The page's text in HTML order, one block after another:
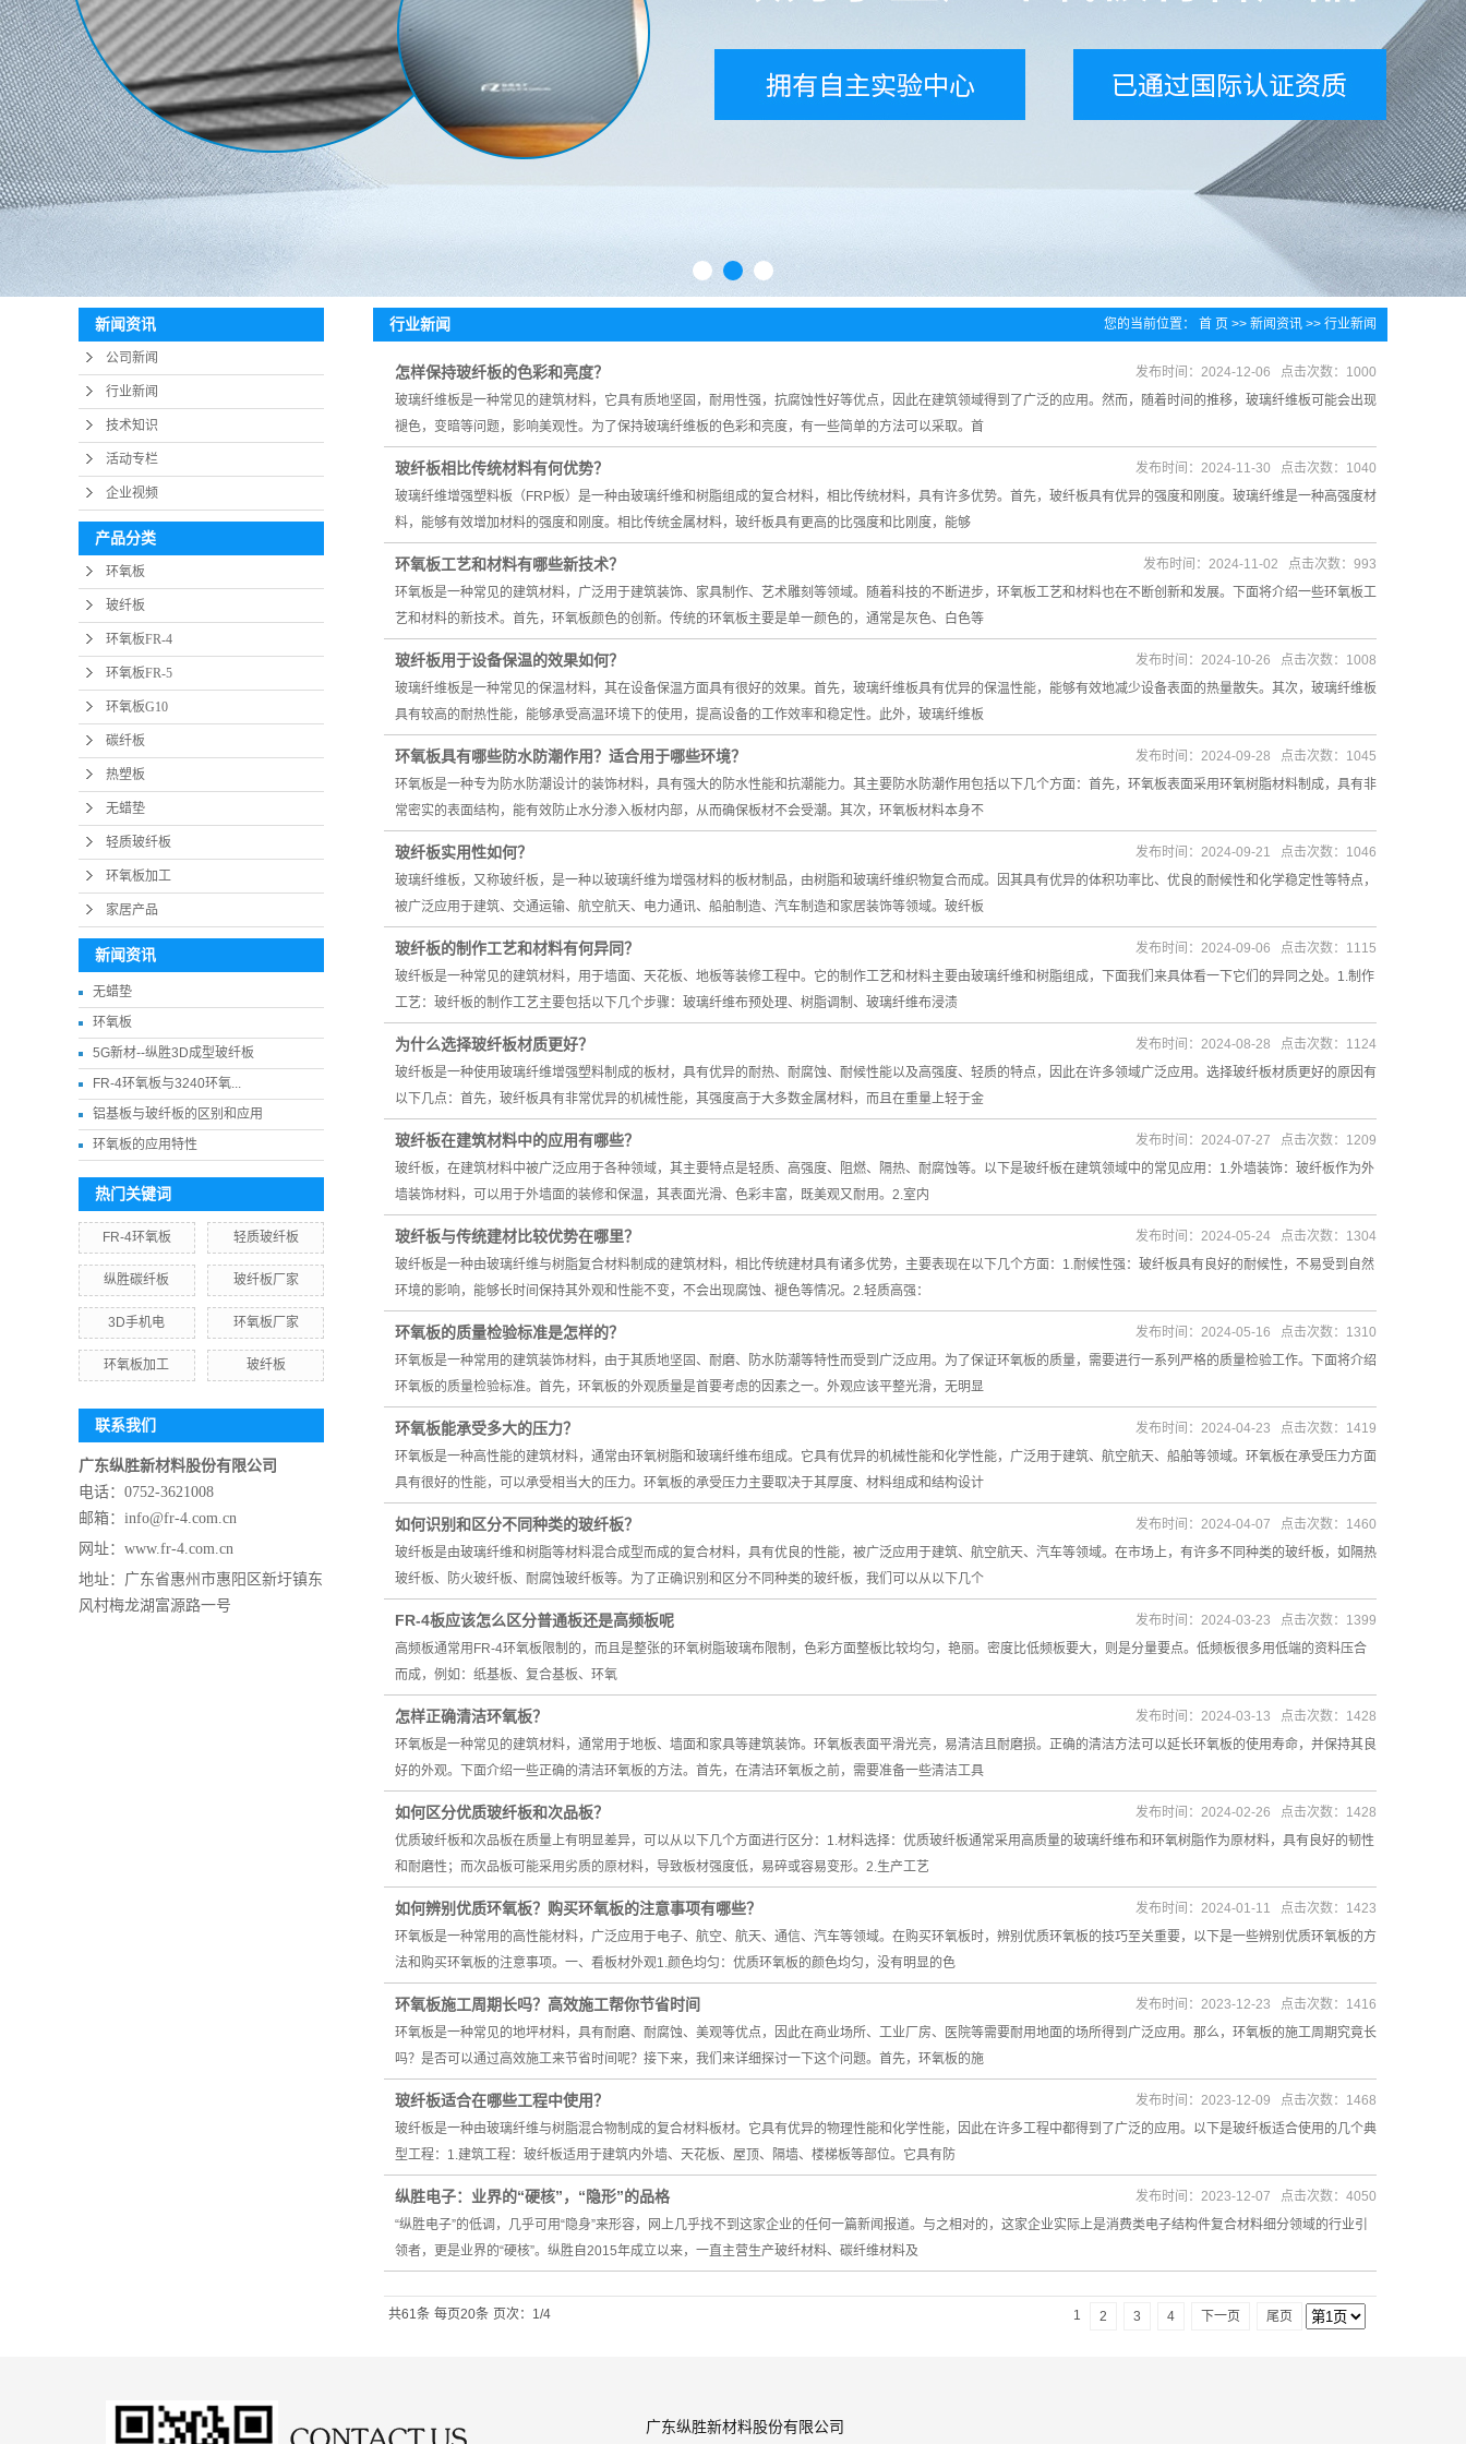
3
新闻资讯
公司新闻
行业新闻
技术知识
活动专栏
企业视频
产品分类
环氧板
玻纤板
环氧板FR-4
环氧板FR-5
环氧板G10
碳纤板
热塑板
无蜡垫
轻质玻纤板
环氧板加工
家居产品
新闻资讯
无蜡垫
环氧板
5G新材--纵胜3D成型玻纤板
FR-4环氧板与3240环氧...
铝基板与玻纤板的区别和应用
环氧板的应用特性
热门关键词
FR-4环氧板 轻质玻纤板
纵胜碳纤板 玻纤板厂家
3D手机电 环氧板厂家
环氧板加工 玻纤板
联系我们
广东纵胜新材料股份有限公司
电话：0752-3621008
邮箱：info@fr-4.com.cn
网址： www.fr-4.com.cn
地址： 广东省惠州市惠阳区新圩镇东
风村梅龙湖富源路一号
行业新闻 您的当前位置： 首 页 >> 新闻资讯 >> 行业新闻
怎样保持玻纤板的色彩和亮度？
玻璃纤维板是一种常见的建筑材料，它具有质地坚固，耐用性强，抗腐蚀性好等优点，因此在建筑领域得到了广泛的应用。然而，随着时间的推移，玻璃纤维板可能会出现
褪色，变暗等问题，影响美观性。为了保持玻璃纤维板的色彩和亮度，有一些简单的方法可以采取。首
发布时间：2024-12-06 点击次数：1000
玻纤板相比传统材料有何优势？
玻璃纤维增强塑料板（FRP板）是一种由玻璃纤维和树脂组成的复合材料，相比传统材料，具有许多优势。首先，玻纤板具有优异的强度和刚度。玻璃纤维是一种高强度材
料，能够有效增加材料的强度和刚度。相比传统金属材料，玻纤板具有更高的比强度和比刚度，能够
发布时间：2024-11-30 点击次数：1040
环氧板工艺和材料有哪些新技术？
环氧板是一种常见的建筑材料，广泛用于建筑装饰、家具制作、艺术雕刻等领域。随着科技的不断进步，环氧板工艺和材料也在不断创新和发展。下面将介绍一些环氧板工
艺和材料的新技术。首先，环氧板颜色的创新。传统的环氧板主要是单一颜色的，通常是灰色、白色等
发布时间：2024-11-02 点击次数：993
玻纤板用于设备保温的效果如何？
玻璃纤维板是一种常见的保温材料，其在设备保温方面具有很好的效果。首先，玻璃纤维板具有优异的保温性能，能够有效地减少设备表面的热量散失。其次，玻璃纤维板
具有较高的耐热性能，能够承受高温环境下的使用，提高设备的工作效率和稳定性。此外，玻璃纤维板
发布时间：2024-10-26 点击次数：1008
环氧板具有哪些防水防潮作用？适合用于哪些环境？
环氧板是一种专为防水防潮设计的装饰材料，具有强大的防水性能和抗潮能力。其主要防水防潮作用包括以下几个方面：首先，环氧板表面采用环氧树脂材料制成，具有非
常密实的表面结构，能有效防止水分渗入板材内部，从而确保板材不会受潮。其次，环氧板材料本身不
发布时间：2024-09-28 点击次数：1045
玻纤板实用性如何？
玻璃纤维板，又称玻纤板，是一种以玻璃纤维为增强材料的板材制品，由树脂和玻璃纤维织物复合而成。因其具有优异的体积功率比、优良的耐候性和化学稳定性等特点，
被广泛应用于建筑、交通运输、航空航天、电力通讯、船舶制造、汽车制造和家居装饰等领域。玻纤板
发布时间：2024-09-21 点击次数：1046
玻纤板的制作工艺和材料有何异同？
玻纤板是一种常见的建筑材料，用于墙面、天花板、地板等装修工程中。它的制作工艺和材料主要由玻璃纤维和树脂组成，下面我们来具体看一下它们的异同之处。1.制作
工艺：玻纤板的制作工艺主要包括以下几个步骤：玻璃纤维布预处理、树脂调制、玻璃纤维布浸渍
发布时间：2024-09-06 点击次数：1115
为什么选择玻纤板材质更好？
玻纤板是一种使用玻璃纤维增强塑料制成的板材，具有优异的耐热、耐腐蚀、耐候性能以及高强度、轻质的特点，因此在许多领域广泛应用。选择玻纤板材质更好的原因有
以下几点：首先，玻纤板具有非常优异的机械性能，其强度高于大多数金属材料，而且在重量上轻于金
发布时间：2024-08-28 点击次数：1124
玻纤板在建筑材料中的应用有哪些？
玻纤板，在建筑材料中被广泛应用于各种领域，其主要特点是轻质、高强度、阻燃、隔热、耐腐蚀等。以下是玻纤板在建筑领域中的常见应用：1.外墙装饰：玻纤板作为外
墙装饰材料，可以用于外墙面的装修和保温，其表面光滑、色彩丰富，既美观又耐用。2.室内
发布时间：2024-07-27 点击次数：1209
玻纤板与传统建材比较优势在哪里？
玻纤板是一种由玻璃纤维与树脂复合材料制成的建筑材料，相比传统建材具有诸多优势，主要表现在以下几个方面：1.耐候性强：玻纤板具有良好的耐候性，不易受到自然
环境的影响，能够长时间保持其外观和性能不变，不会出现腐蚀、褪色等情况。2.轻质高强：
发布时间：2024-05-24 点击次数：1304
环氧板的质量检验标准是怎样的？
环氧板是一种常用的建筑装饰材料，由于其质地坚固、耐磨、防水防潮等特性而受到广泛应用。为了保证环氧板的质量，需要进行一系列严格的质量检验工作。下面将介绍
环氧板的质量检验标准。首先，环氧板的外观质量是首要考虑的因素之一。外观应该平整光滑，无明显
发布时间：2024-05-16 点击次数：1310
环氧板能承受多大的压力？
环氧板是一种高性能的建筑材料，通常由环氧树脂和玻璃纤维布组成。它具有优异的机械性能和化学性能，广泛用于建筑、航空航天、船舶等领域。环氧板在承受压力方面
具有很好的性能，可以承受相当大的压力。环氧板的承受压力主要取决于其厚度、材料组成和结构设计
发布时间：2024-04-23 点击次数：1419
如何识别和区分不同种类的玻纤板？
玻纤板是由玻璃纤维和树脂等材料混合成型而成的复合材料，具有优良的性能，被广泛应用于建筑、航空航天、汽车等领域。在市场上，有许多不同种类的玻纤板，如隔热
玻纤板、防火玻纤板、耐腐蚀玻纤板等。为了正确识别和区分不同种类的玻纤板，我们可以从以下几个
发布时间：2024-04-07 点击次数：1460
FR-4板应该怎么区分普通板还是高频板呢
高频板通常用FR-4环氧板限制的，而且是整张的环氧树脂玻璃布限制，色彩方面整板比较均匀，艳丽。密度比低频板要大，则是分量要点。低频板很多用低端的资料压合
而成，例如：纸基板、复合基板、环氧
发布时间：2024-03-23 点击次数：1399
怎样正确清洁环氧板？
环氧板是一种常见的建筑材料，通常用于地板、墙面和家具等建筑装饰。环氧板表面平滑光亮，易清洁且耐磨损。正确的清洁方法可以延长环氧板的使用寿命，并保持其良
好的外观。下面介绍一些正确的清洁环氧板的方法。首先，在清洁环氧板之前，需要准备一些清洁工具
发布时间：2024-03-13 点击次数：1428
如何区分优质玻纤板和次品板？
优质玻纤板和次品板在质量上有明显差异，可以从以下几个方面进行区分：1.材料选择：优质玻纤板通常采用高质量的玻璃纤维布和环氧树脂作为原材料，具有良好的韧性
和耐磨性；而次品板可能采用劣质的原材料，导致板材强度低，易碎或容易变形。2.生产工艺
发布时间：2024-02-26 点击次数：1428
如何辨别优质环氧板？购买环氧板的注意事项有哪些？
环氧板是一种常用的高性能材料，广泛应用于电子、航空、航天、通信、汽车等领域。在购买环氧板时，辨别优质环氧板的技巧至关重要，以下是一些辨别优质环氧板的方
法和购买环氧板的注意事项。一、看板材外观1.颜色均匀：优质环氧板的颜色均匀，没有明显的色
发布时间：2024-01-11 点击次数：1423
环氧板施工周期长吗？高效施工帮你节省时间
环氧板是一种常见的地坪材料，具有耐磨、耐腐蚀、美观等优点，因此在商业场所、工业厂房、医院等需要耐用地面的场所得到广泛应用。那么，环氧板的施工周期究竟长
吗？是否可以通过高效施工来节省时间呢？接下来，我们来详细探讨一下这个问题。首先，环氧板的施
发布时间：2023-12-23 点击次数：1416
玻纤板适合在哪些工程中使用？
玻纤板是一种由玻璃纤维与树脂混合物制成的复合材料板材。它具有优异的物理性能和化学性能，因此在许多工程中都得到了广泛的应用。以下是玻纤板适合使用的几个典
型工程：1.建筑工程：玻纤板适用于建筑内外墙、天花板、屋顶、隔墙、楼梯板等部位。它具有防
发布时间：2023-12-09 点击次数：1468
纵胜电子：业界的“硬核”，“隐形”的品格
“纵胜电子”的低调，几乎可用“隐身”来形容，网上几乎找不到这家企业的任何一篇新闻报道。与之相对的，这家企业实际上是消费类电子结构件复合材料细分领域的行业引
领者，更是业界的“硬核”。纵胜自2015年成立以来，一直主营生产玻纤材料、碳纤维材料及
发布时间：2023-12-07 点击次数：4050
共61条 每页20条 页次：1/4 1 2 3 4 下一页 尾页
广东纵胜新材料股份有限公司